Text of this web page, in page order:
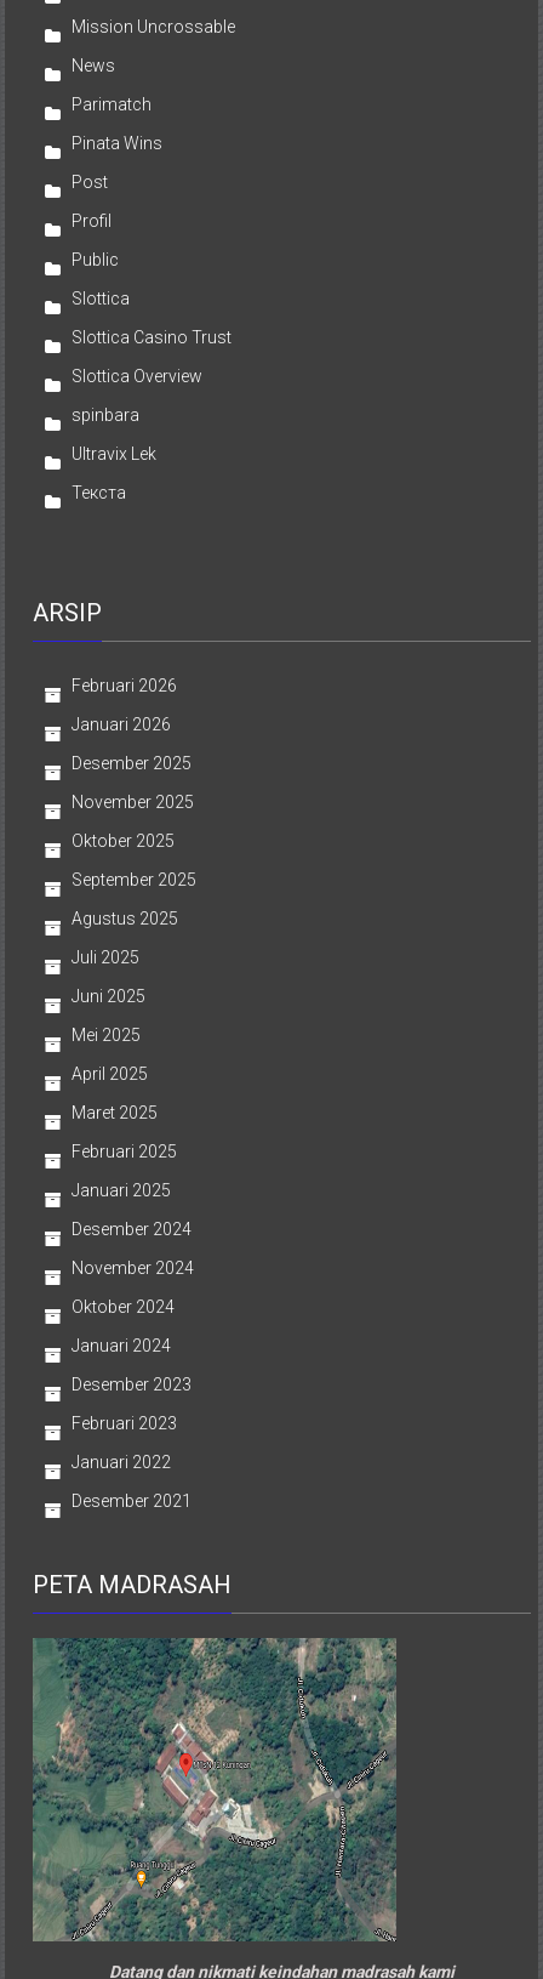
Mission Uncrossable
News
Parimatch
Pinata Wins
Post
Profil
Public
Slottica
Slottica Casino Trust
Slottica Overview
spinbara
Ultravix Lek
Текста
ARSIP
Februari 2026
Januari 2026
Desember 2025
November 2025
Oktober 2025
September 2025
Agustus 2025
Juli 2025
Juni 2025
Mei 2025
April 2025
Maret 2025
Februari 2025
Januari 2025
Desember 2024
November 2024
Oktober 2024
Januari 2024
Desember 2023
Februari 2023
Januari 2022
Desember 2021
PETA MADRASAH
Datang dan nikmati keindahan madrasah kami